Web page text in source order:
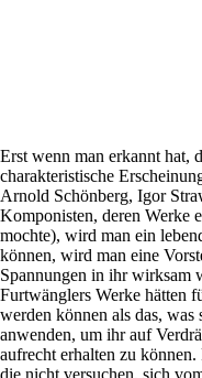
Erst wenn man erkannt hat,
charakteristische
Arnold Schönberg, Igor
Komponisten, deren Werke
mochte), wird man ein
können, wird man eine
Spannungen in ihr wirksam
Furtwänglers Werke hätten
werden können als das,
anwenden, um ihr auf
aufrecht erhalten zu
die nicht versuchen, sich